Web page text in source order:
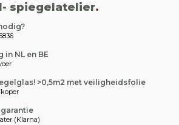
spiegelatelier.
in NL en BE
>0,5m2 met veiligheidsfolie
(Klarna)